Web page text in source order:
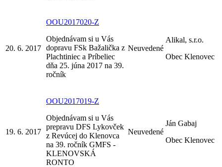
20. 6. 2017
OOU2017020-Z
Objednávam si u Vás
dopravu FSk Bažalička z
Plachtiniec a Príbeliec
dňa 25. júna 2017 na 39.
ročník
Neuvedené
Alikal, s.r.o.
Obec Klenovec
19. 6. 2017
OOU2017019-Z
Objednávam si u Vás
prepravu DFS Lykovček
z Revúcej do Klenovca
na 39. ročník GMFS -
KLENOVSKÁ
RONTO
Neuvedené
Ján Gabaj
Obec Klenovec